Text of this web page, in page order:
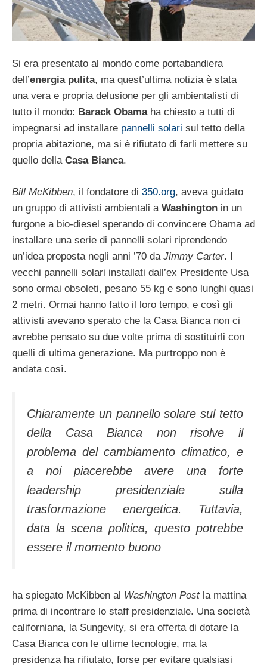
Si era presentato al mondo come portabandiera
dell’energia pulita, ma quest’ultima notizia è stata
una vera e propria delusione per gli ambientalisti di
tutto il mondo: Barack Obamaha chiesto a tutti di
impegnarsi ad installare pannelli solari sul tetto della
propria abitazione, ma si è rifiutato di farli mettere su
quello della Casa Bianca.
Bill McKibben, il fondatore di 350.org, aveva guidato
un gruppo di attivisti ambientali a Washington in un
furgone a bio-diesel sperando di convincere Obama ad
installare una serie di pannelli solari riprendendo
un’idea proposta negli anni ’70 da Jimmy Carter. I
vecchi pannelli solari installati dall’ex Presidente Usa
sono ormai obsoleti, pesano 55 kg e sono lunghi quasi
2 metri. Ormai hanno fatto il loro tempo, e così gli
attivisti avevano sperato che la Casa Bianca non ci
avrebbe pensato su due volte prima di sostituirli con
quelli di ultima generazione. Ma purtroppo non è
andata così.
Chiaramente un pannello solare sul tetto
della Casa Bianca non risolve il
problema del cambiamento climatico, e
a noi piacerebbe avere una forte
leadership presidenziale sulla
trasformazione energetica. Tuttavia,
data la scena politica, questo potrebbe
essere il momento buono
ha spiegato McKibben al Washington Postla mattina
prima di incontrare lo staff presidenziale. Una società
californiana, la Sungevity, si era offerta di dotare la
Casa Bianca con le ultime tecnologie, ma la
presidenza ha rifiutato, forse per evitare qualsiasi